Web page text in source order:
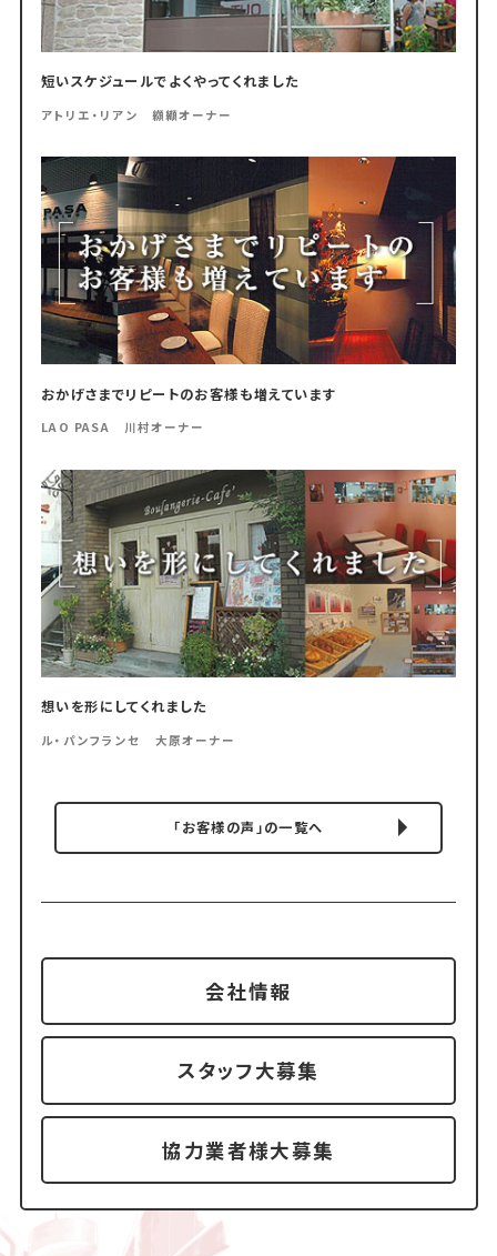
短いスケジュールでよくやってくれました
アトリエ・リアン 纐纈オーナー
おかげさまでリピートのお客様も増えています
LAO PASA 川村オーナー
想いを形にしてくれました
ル・パンフランセ 大原オーナー
「お客様の声」の一覧へ
会社情報
スタッフ大募集
協力業者様大募集